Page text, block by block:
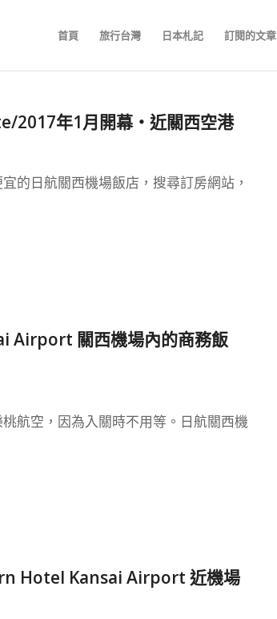
首頁 旅行台灣 日本札記 訂閱的文章
2017年1月開幕‧近關西空港
的日航關西機場飯店，搜尋訂房網站，
Airport 關西機場內的商務飯
航空，因為入關時不用等。日航關西機
Hotel Kansai Airport 近機場